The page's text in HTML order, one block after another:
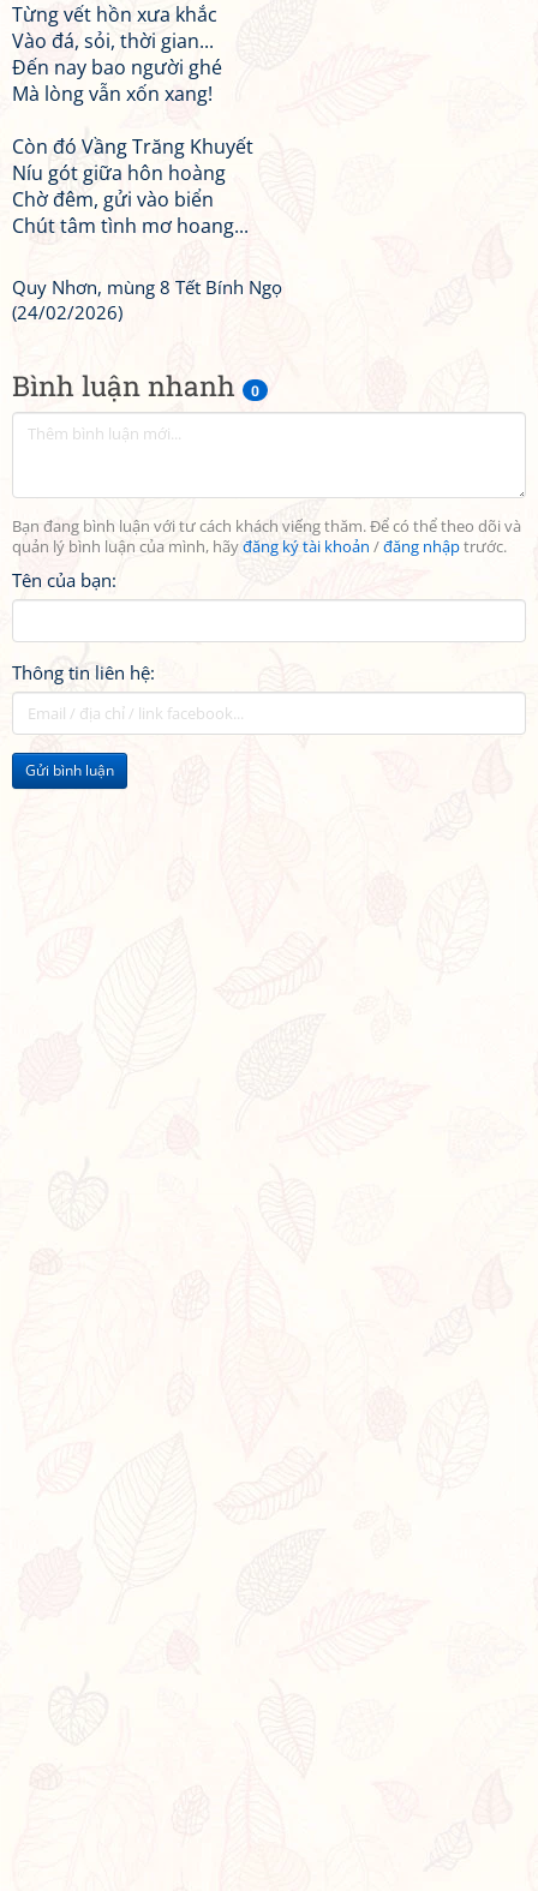
Bình luận nhanh 0
Bạn đang bình luận với tư cách khách viếng thăm. Để có thể theo dõi và
quản lý bình luận của mình, hãyđăng ký tài khoản /đăng nhậptrước.
Tên của bạn:
Thông tin liên hệ:
Gửi bình luận
Từng vết hồn xưa khắc
Vào đá, sỏi, thời gian...
Đến nay bao người ghé
Mà lòng vẫn xốn xang!
Còn đó Vầng Trăng Khuyết
Níu gót giữa hôn hoàng
Chờ đêm, gửi vào biển
Chút tâm tình mơ hoang...
Quy Nhơn, mùng 8 Tết Bính Ngọ
(24/02/2026)